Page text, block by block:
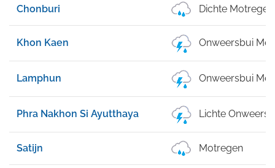
Chonburi Dichte Motregen
Khon Kaen Onweersbui
Lamphun Onweersbui
Phra Nakhon Si Ayutthaya Lichte
Satijn Motregen